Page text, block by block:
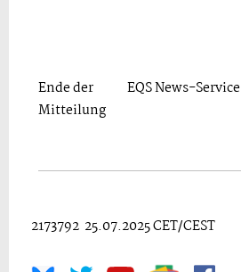
Ende der
Mitteilung
EQS News-Service
2173792 25.07.2025 CET/CEST